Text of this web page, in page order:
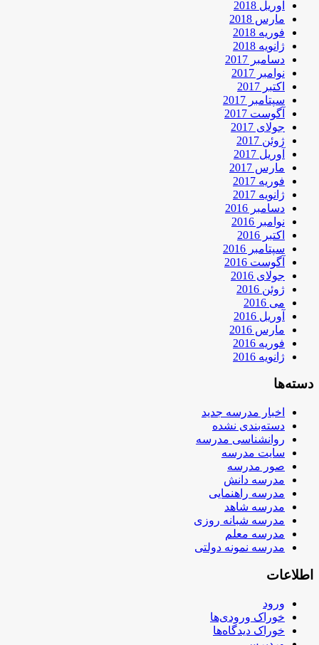
آوریل 2018
مارس 2018
فوریه 2018
ژانویه 2018
دسامبر 2017
نوامبر 2017
اکتبر 2017
سپتامبر 2017
آگوست 2017
جولای 2017
ژوئن 2017
آوریل 2017
مارس 2017
فوریه 2017
ژانویه 2017
دسامبر 2016
نوامبر 2016
اکتبر 2016
سپتامبر 2016
آگوست 2016
جولای 2016
ژوئن 2016
می 2016
آوریل 2016
مارس 2016
فوریه 2016
ژانویه 2016
دسته‌ها
اخبار مدرسه جدید
دسته‌بندی نشده
روانشناسی مدرسه
سایت مدرسه
صور مدرسه
مدرسه دانش
مدرسه راهنمایی
مدرسه شاهد
مدرسه شبانه روزی
مدرسه معلم
مدرسه نمونه دولتی
اطلاعات
ورود
خوراک ورودی‌ها
خوراک دیدگاه‌ها